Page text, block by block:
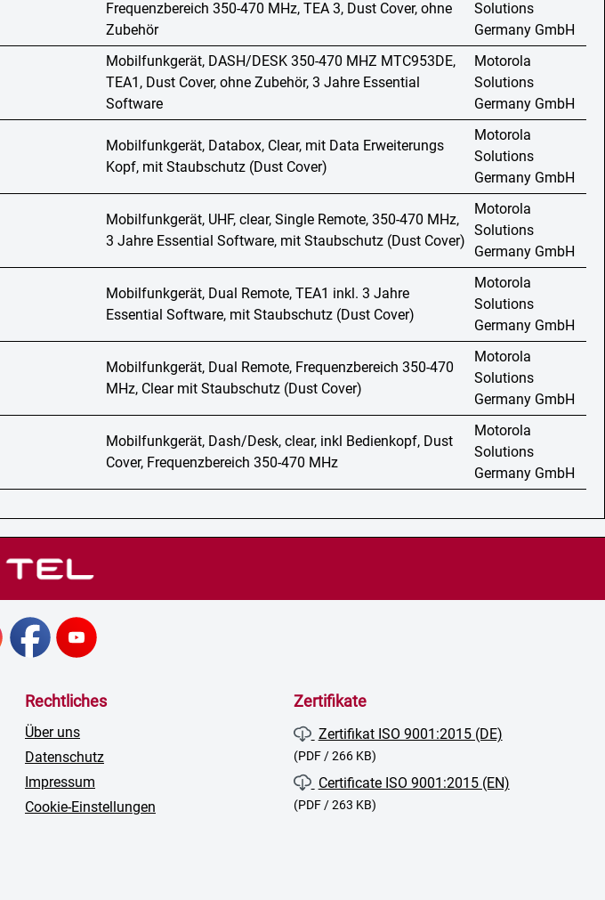
Frequenzbereich 350-470 MHz, TEA 3, Dust Cover, ohne
Zubehör
Solutions
Germany GmbH
Mobilfunkgerät, DASH/DESK 350-470 MHZ MTC953DE,
TEA1, Dust Cover, ohne Zubehör, 3 Jahre Essential
Software
Motorola
Solutions
Germany GmbH
Mobilfunkgerät, Databox, Clear, mit Data Erweiterungs
Kopf, mit Staubschutz (Dust Cover)
Motorola
Solutions
Germany GmbH
Mobilfunkgerät, UHF, clear, Single Remote, 350-470 MHz,
3 Jahre Essential Software, mit Staubschutz (Dust Cover)
Motorola
Solutions
Germany GmbH
Mobilfunkgerät, Dual Remote, TEA1 inkl. 3 Jahre
Essential Software, mit Staubschutz (Dust Cover)
Motorola
Solutions
Germany GmbH
Mobilfunkgerät, Dual Remote, Frequenzbereich 350-470
MHz, Clear mit Staubschutz (Dust Cover)
Motorola
Solutions
Germany GmbH
Mobilfunkgerät, Dash/Desk, clear, inkl Bedienkopf, Dust
Cover, Frequenzbereich 350-470 MHz
Motorola
Solutions
Germany GmbH
Rechtliches
Über uns
Datenschutz
Impressum
Cookie-Einstellungen
Zertifikate
Zertifikat ISO 9001:2015 (DE)
(PDF / 266 KB)
Certificate ISO 9001:2015 (EN)
(PDF / 263 KB)